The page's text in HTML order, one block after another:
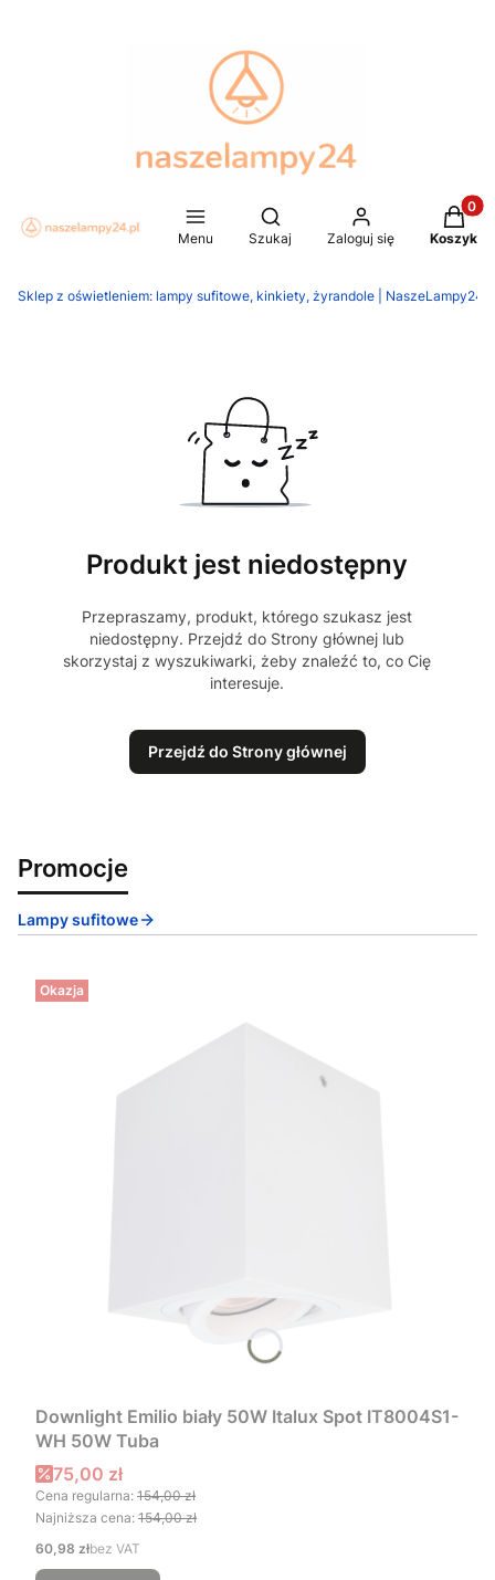
Menu
Otwórz wyszukiwarkę
Szukaj Zaloguj się Koszyk
Sklep z oświetleniem: lampy sufitowe, kinkiety, żyrandole |
Produkt jest niedostępny
Przepraszamy, produkt, którego szukasz jest
niedostępny. Przejdź do Strony głównej lub
skorzystaj z wyszukiwarki, żeby znaleźć to, co Cię
interesuje.
Przejdź do Strony głównej
Promocje
Lampy sufitowe
Okazja
Downlight Emilio biały 50W Italux Spot IT8004S1-
WH 50W Tuba
Cena promocyjna
75,00 zł
Cena regularna: 154,00 zł
Najniższa cena: 154,00 zł
Cena
60,98 złbez VAT